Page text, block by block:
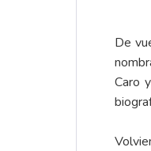
De
Caro